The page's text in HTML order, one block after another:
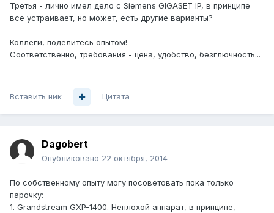
Третья - лично имел дело с Siemens GIGASET IP, в принципе
все устраивает, но может, есть другие варианты?
Коллеги, поделитесь опытом!
Соответственно, требования - цена, удобство, безглючность...
Вставить ник Цитата
Dagobert
Опубликовано 22 октября, 2014
По собственному опыту могу посоветовать пока только
парочку:
1. Grandstream GXP-1400. Неплохой аппарат, в принципе,